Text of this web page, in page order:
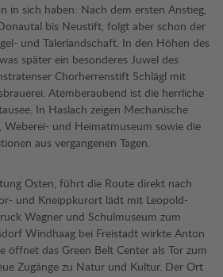
in sich haben: Nach dem ersten Anstieg,
bis Neustift, folgt aber schon der
und Tälerlandschaft. In den Höhen des
später ein besonderes Juwel des
Chorherrenstift Schlägl mit
Atemberaubend ist die herrliche
In Haslach zeigen Mechanische
Weberei- und Heimatmuseum sowie die
aus vergangenen Tagen.
Osten, führt die Route direkt nach
und Kneippkurort lädt mit Leopold-
Wagner und Schulmuseum zum
Windhaag bei Freistadt wirkte Anton
öffnet das Green Belt Center als Tor zum
Zugänge zu Natur und Kultur. Der Ort